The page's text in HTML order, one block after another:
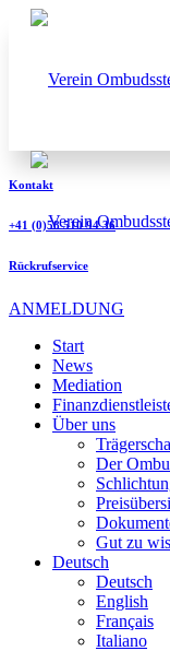
Kontakt
+41 (0)58 510 94 36
Rückrufservice
ANMELDUNG
Start
News
Mediation
Über uns
Der
Gut zu
Deutsch
Deutsch
English
Français
Italiano